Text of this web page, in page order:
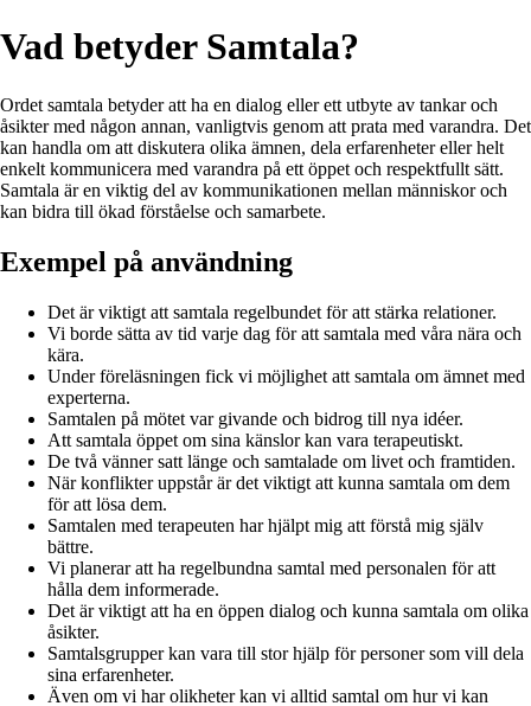
Vad betyder Samtala?
Ordet samtala betyder att ha en dialog eller ett utbyte av tankar och
åsikter med någon annan, vanligtvis genom att prata med varandra. Det
kan handla om att diskutera olika ämnen, dela erfarenheter eller helt
enkelt kommunicera med varandra på ett öppet och respektfullt sätt.
Samtala är en viktig del av kommunikationen mellan människor och
kan bidra till ökad förståelse och samarbete.
Exempel på användning
Det är viktigt att samtala regelbundet för att stärka relationer.
Vi borde sätta av tid varje dag för att samtala med våra nära och
kära.
Under föreläsningen fick vi möjlighet att samtala om ämnet med
experterna.
Samtalen på mötet var givande och bidrog till nya idéer.
Att samtala öppet om sina känslor kan vara terapeutiskt.
De två vänner satt länge och samtalade om livet och framtiden.
När konflikter uppstår är det viktigt att kunna samtala om dem
för att lösa dem.
Samtalen med terapeuten har hjälpt mig att förstå mig själv
bättre.
Vi planerar att ha regelbundna samtal med personalen för att
hålla dem informerade.
Det är viktigt att ha en öppen dialog och kunna samtala om olika
åsikter.
Samtalsgrupper kan vara till stor hjälp för personer som vill dela
sina erfarenheter.
Även om vi har olikheter kan vi alltid samtal om hur vi kan